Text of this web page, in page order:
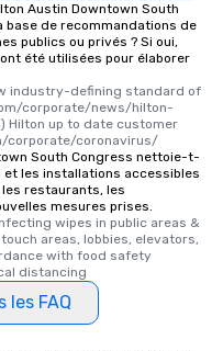
Austin Downtown South
base de recommandations de
publics ou privés ? Si oui,
été utilisées pour élaborer
industry-defining standard of
corporate/news/hilton-
up to date customer
corporate/coronavirus/
South Congress nettoie-t-
les installations accessibles
les restaurants, les
mesures prises.
wipes in public areas &
areas, lobbies, elevators,
with food safety
distancing
FAQ